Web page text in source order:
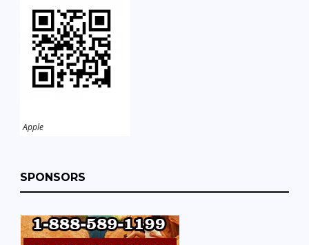
Apple
SPONSORS